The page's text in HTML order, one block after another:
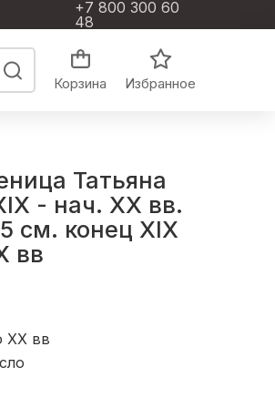
+7 800 300 60
48
Корзина Избранное
Татьяна
- нач. XX вв.
см. конец XIX
вв
XX вв